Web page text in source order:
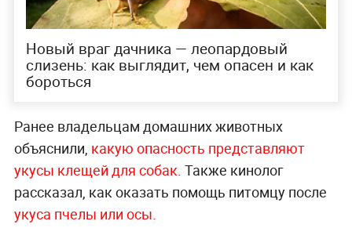
Новый враг дачника — леопардовый
слизень: как выглядит, чем опасен и как
бороться
Ранее владельцам домашних животных
объяснили, какую опасность представляют
укусы клещей для собак. Также кинолог
рассказал, как оказать помощь питомцу после
укуса пчелы или осы.